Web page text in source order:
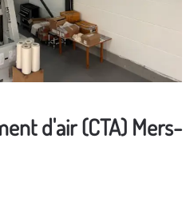
d'air (CTA) Mers-